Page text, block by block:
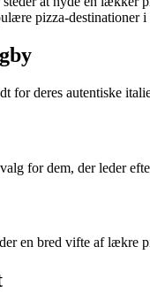
pizza-destinationer
for deres autentiske
for dem, der leder
en bred vifte af lækre